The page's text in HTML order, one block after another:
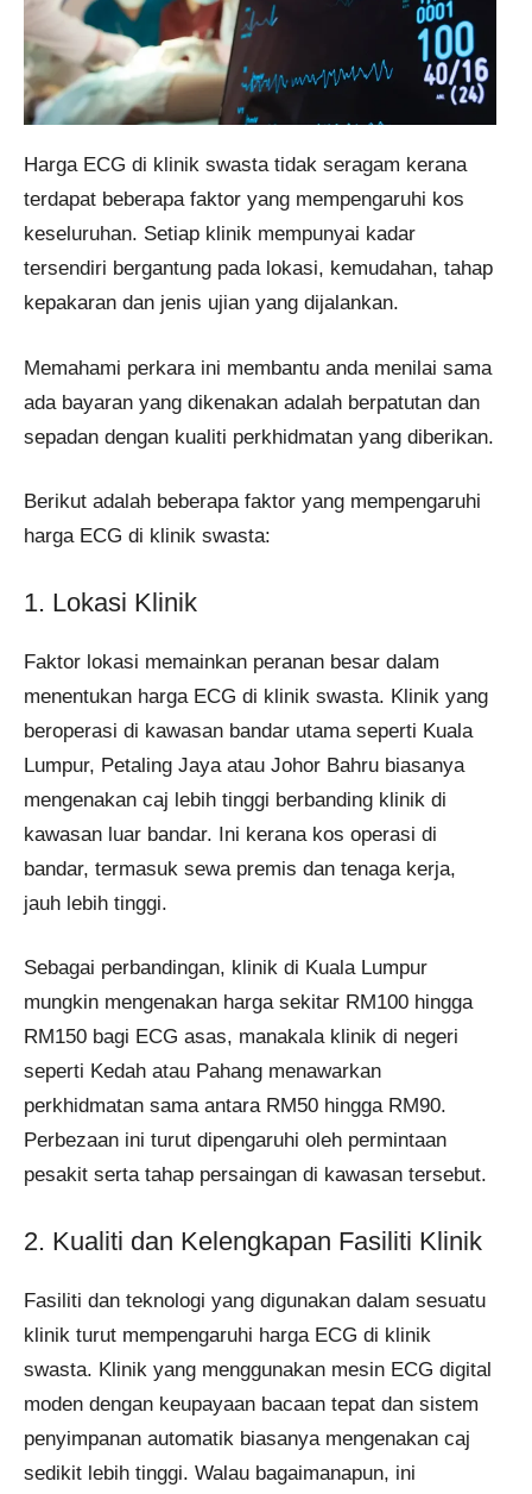
Harga ECG di klinik swasta tidak seragam kerana
terdapat beberapa faktor yang mempengaruhi kos
keseluruhan. Setiap klinik mempunyai kadar
tersendiri bergantung pada lokasi, kemudahan, tahap
kepakaran dan jenis ujian yang dijalankan.
Memahami perkara ini membantu anda menilai sama
ada bayaran yang dikenakan adalah berpatutan dan
sepadan dengan kualiti perkhidmatan yang diberikan.
Berikut adalah beberapa faktor yang mempengaruhi
harga ECG di klinik swasta:
1. Lokasi Klinik
Faktor lokasi memainkan peranan besar dalam
menentukan harga ECG di klinik swasta. Klinik yang
beroperasi di kawasan bandar utama seperti Kuala
Lumpur, Petaling Jaya atau Johor Bahru biasanya
mengenakan caj lebih tinggi berbanding klinik di
kawasan luar bandar. Ini kerana kos operasi di
bandar, termasuk sewa premis dan tenaga kerja,
jauh lebih tinggi.
Sebagai perbandingan, klinik di Kuala Lumpur
mungkin mengenakan harga sekitar RM100 hingga
RM150 bagi ECG asas, manakala klinik di negeri
seperti Kedah atau Pahang menawarkan
perkhidmatan sama antara RM50 hingga RM90.
Perbezaan ini turut dipengaruhi oleh permintaan
pesakit serta tahap persaingan di kawasan tersebut.
2. Kualiti dan Kelengkapan Fasiliti Klinik
Fasiliti dan teknologi yang digunakan dalam sesuatu
klinik turut mempengaruhi harga ECG di klinik
swasta. Klinik yang menggunakan mesin ECG digital
moden dengan keupayaan bacaan tepat dan sistem
penyimpanan automatik biasanya mengenakan caj
sedikit lebih tinggi. Walau bagaimanapun, ini